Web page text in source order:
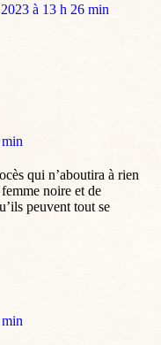
à 13 h 26 min
qui n’aboutira à rien
noire et de
peuvent tout se